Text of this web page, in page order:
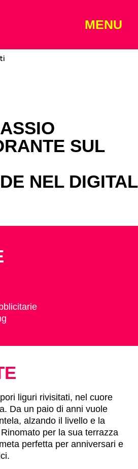
MENU
SUL
NEL DIGITAL
liguri rivisitati, nel cuore
Da un paio di anni vuole
alzando il livello e la
per la sua terrazza
perfetta per anniversari e